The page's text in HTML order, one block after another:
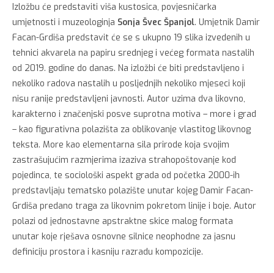
Izložbu će predstaviti viša kustosica, povjesničarka
umjetnosti i muzeologinja Sonja Švec Španjol. Umjetnik Damir
Facan-Grdiša predstavit će se s ukupno 19 slika izvedenih u
tehnici akvarela na papiru srednjeg i većeg formata nastalih
od 2019. godine do danas. Na izložbi će biti predstavljeno i
nekoliko radova nastalih u posljednjih nekoliko mjeseci koji
nisu ranije predstavljeni javnosti. Autor uzima dva likovno,
karakterno i značenjski posve suprotna motiva – more i grad
– kao figurativna polazišta za oblikovanje vlastitog likovnog
teksta. More kao elementarna sila prirode koja svojim
zastrašujućim razmjerima izaziva strahopoštovanje kod
pojedinca, te sociološki aspekt grada od početka 2000-ih
predstavljaju tematsko polazište unutar kojeg Damir Facan-
Grdiša predano traga za likovnim pokretom linije i boje. Autor
polazi od jednostavne apstraktne skice malog formata
unutar koje rješava osnovne silnice neophodne za jasnu
definiciju prostora i kasniju razradu kompozicije.